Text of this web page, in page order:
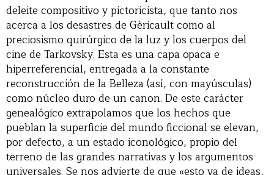
deleite compositivo y pictoricista, que tanto nos
acerca a los desastres de Géricault como al
preciosismo quirúrgico de la luz y los cuerpos del
cine de Tarkovsky. Esta es una capa opaca e
hiperreferencial, entregada a la constante
reconstrucción de la Belleza (así, con mayúsculas)
como núcleo duro de un canon. De este carácter
genealógico extrapolamos que los hechos que
pueblan la superficie del mundo ficcional se elevan,
por defecto, a un estado iconológico, propio del
terreno de las grandes narrativas y los argumentos